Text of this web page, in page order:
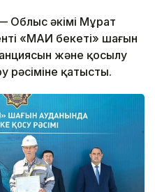
Облыс әкімі Мұрат
«МАИ бекеті» шағын
және қосылу
рәсіміне қатысты.